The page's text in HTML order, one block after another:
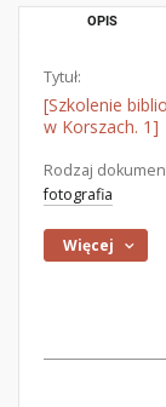
OPIS
Tytuł:
[Szkolenie
w Korszach. 1]
Rodzaj
fotografia
Więcej